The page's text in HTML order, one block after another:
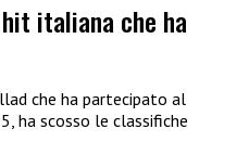
italiana che ha
che ha partecipato al
ha scosso le classifiche